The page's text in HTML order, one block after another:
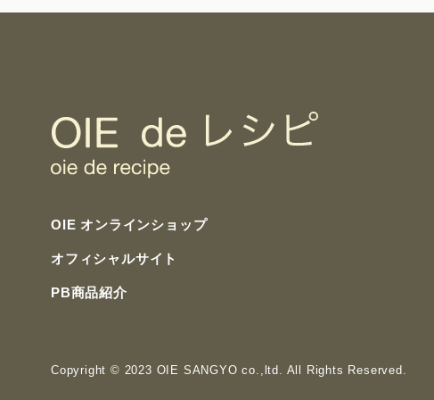
OIE オンラインショップ
オフィシャルサイト
PB商品紹介
Copyright © 2023 OIE SANGYO co.,ltd. All Rights Reserved.